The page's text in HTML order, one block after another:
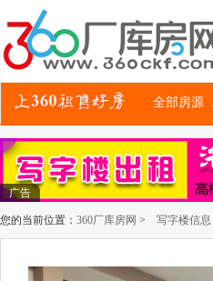
全部房源
广告
您的当前位置： 360厂库房网 > 写字楼信息